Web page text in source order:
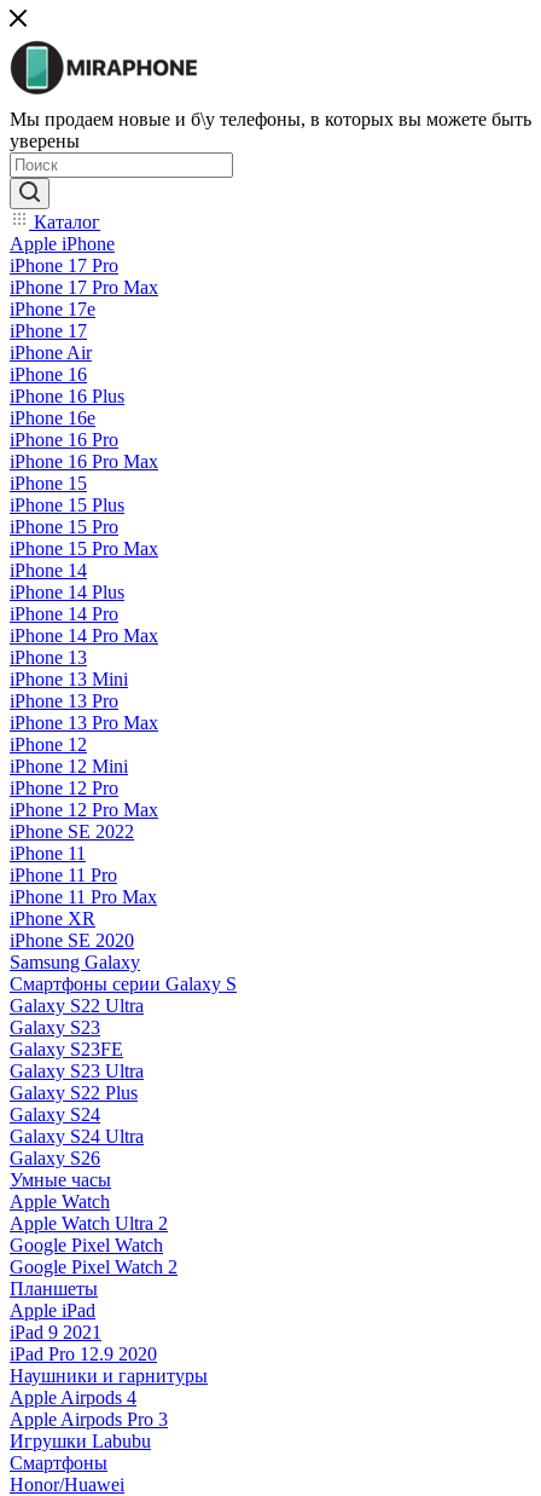
Мы продаем новые и б\у телефоны, в которых вы можете быть
уверены
Каталог
Apple iPhone
iPhone 17 Pro
iPhone 17 Pro Max
iPhone 17e
iPhone 17
iPhone Air
iPhone 16
iPhone 16 Plus
iPhone 16e
iPhone 16 Pro
iPhone 16 Pro Max
iPhone 15
iPhone 15 Plus
iPhone 15 Pro
iPhone 15 Pro Max
iPhone 14
iPhone 14 Plus
iPhone 14 Pro
iPhone 14 Pro Max
iPhone 13
iPhone 13 Mini
iPhone 13 Pro
iPhone 13 Pro Max
iPhone 12
iPhone 12 Mini
iPhone 12 Pro
iPhone 12 Pro Max
iPhone SE 2022
iPhone 11
iPhone 11 Pro
iPhone 11 Pro Max
iPhone XR
iPhone SE 2020
Samsung Galaxy
Смартфоны серии Galaxy S
Galaxy S22 Ultra
Galaxy S23
Galaxy S23FE
Galaxy S23 Ultra
Galaxy S22 Plus
Galaxy S24
Galaxy S24 Ultra
Galaxy S26
Умные часы
Apple Watch
Apple Watch Ultra 2
Google Pixel Watch
Google Pixel Watch 2
Планшеты
Apple iPad
iPad 9 2021
iPad Pro 12.9 2020
Наушники и гарнитуры
Apple Airpods 4
Apple Airpods Pro 3
Игрушки Labubu
Смартфоны
Honor/Huawei